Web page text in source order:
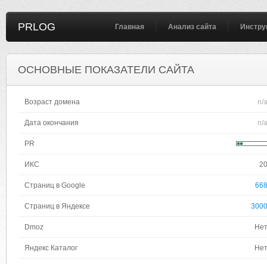
PRLOG Главная Анализ сайта
ОСНОВНЫЕ ПОКАЗАТЕЛИ САЙТА
Возраст домена n/a
Дата окончания n/a
PR
ИКС 20
Страниц в Google 668
Страниц в Яндексе 3000
Dmoz Нет
Яндекс Каталог Нет